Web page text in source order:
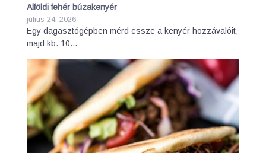
Alföldi fehér búzakenyér
július 24, 2026
Egy dagasztógépben mérd össze a kenyér hozzávalóit,
majd kb. 10…